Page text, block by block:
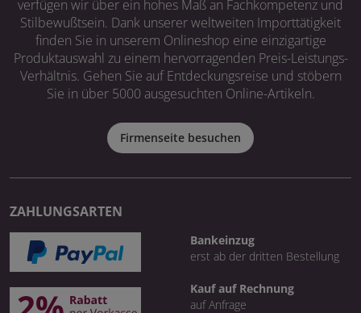
verfügen wir über ein hohes Maß an Fachkompetenz und
Stilbewußtsein. Dank unserer weltweiten Importtätigkeit
finden Sie in unserem Onlineshop eine einzigartige
Produktauswahl zu einem hervorragenden Preis-Leistungs-
Verhältnis. Gehen Sie auf Entdeckungsreise und stöbern
Sie in über 5000 ausgesuchten Online-Artikeln.
Firmenseite besuchen
ZAHLUNGSARTEN
Bankeinzug
erst ab der dritten Bestellung
Kauf auf Rechnung
auf Anfrage